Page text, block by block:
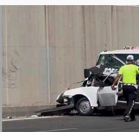
Sağlık
Tarih - Kültür - Sanat -
Yaşam